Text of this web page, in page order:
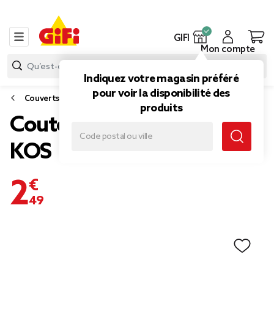
GIFI
Indiquez votre magasin préféré
pour voir la disponibilité des
produits
Mon compte
Couverts
Couteau satiné gamme
KOS
2,49 €